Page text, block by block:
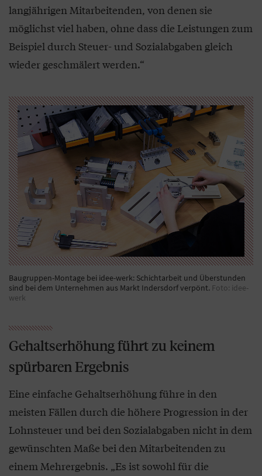
langjährigen Mitarbeitenden, von denen sie
möglichst viel haben, ohne dass die Leistungen zum
Beispiel durch Steuer- und Sozialabgaben gleich
wieder geschmälert werden.“
Baugruppen-Montage bei idee-werk: Schichtarbeit und Überstunden
sind bei dem Unternehmen aus Markt Indersdorf verpönt. Foto: idee-
werk
Gehaltserhöhung führt zu keinem
spürbaren Ergebnis
Eine einfache Gehaltserhöhung führe in den
meisten Fällen durch die höhere Progression in der
Lohnsteuer und bei den Sozialabgaben nicht in dem
gewünschten Maße bei den Mitarbeitenden zu
einem Mehrergebnis. „Es ist sowohl für die